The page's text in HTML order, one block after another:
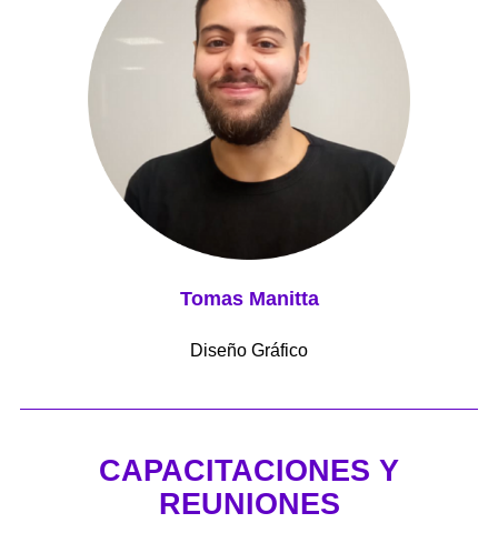
Tomas Manitta
Diseño Gráfico
CAPACITACIONES Y
REUNIONES